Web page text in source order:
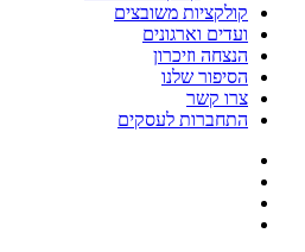
קולקציות משובצים
ועדים וארגונים
הנצחה וזיכרון
הסיפור שלנו
צרו קשר
התחברות לעסקים